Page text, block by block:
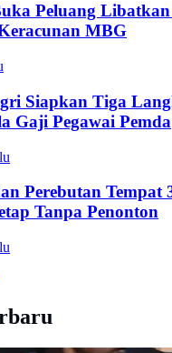
Peluang
MBG
Siapkan Tiga
Gaji Pegawai Pemda
Perebutan Tempat
Tanpa Penonton